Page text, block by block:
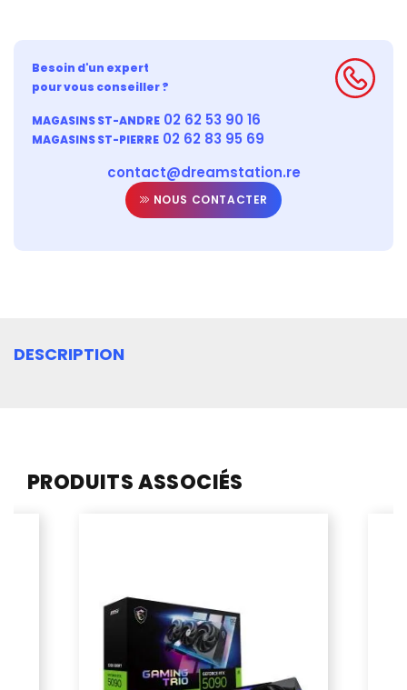
Besoin d'un expert
pour vous conseiller ?
MAGASINS ST-ANDRE 02 62 53 90 16
MAGASINS ST-PIERRE 02 62 83 95 69
contact@dreamstation.re
NOUS CONTACTER
DESCRIPTION
PRODUITS ASSOCIÉS